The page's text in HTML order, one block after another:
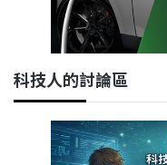
科技人的討論區